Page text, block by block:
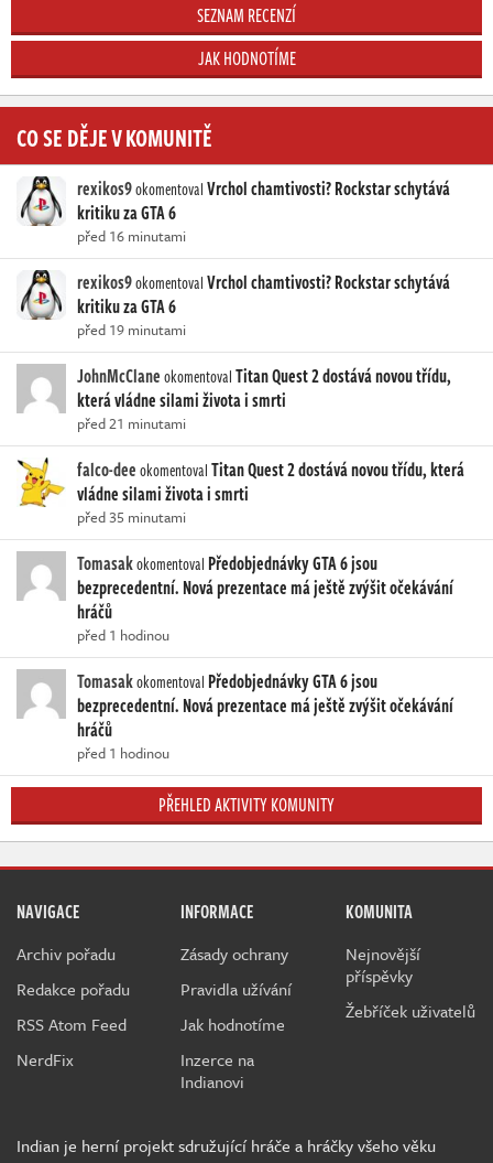
SEZNAM RECENZÍ
JAK HODNOTÍME
CO SE DĚJE V KOMUNITĚ
rexikos9okomentovalVrchol chamtivosti? Rockstar schytává
kritiku za GTA 6
před 16 minutami
rexikos9okomentovalVrchol chamtivosti? Rockstar schytává
kritiku za GTA 6
před 19 minutami
JohnMcClaneokomentovalTitan Quest 2 dostává novou třídu,
která vládne silami života i smrti
před 21 minutami
falco-deeokomentovalTitan Quest 2 dostává novou třídu, která
vládne silami života i smrti
před 35 minutami
Tomasakokomentoval Předobjednávky GTA 6 jsou
bezprecedentní. Nová prezentace má ještě zvýšit očekávání
hráčů
před 1 hodinou
Tomasakokomentoval Předobjednávky GTA 6 jsou
bezprecedentní. Nová prezentace má ještě zvýšit očekávání
hráčů
před 1 hodinou
PŘEHLED AKTIVITY KOMUNITY
NAVIGACE
Archiv pořadu
Redakce pořadu
RSS Atom Feed
NerdFix
INFORMACE
Zásady ochrany
Pravidla užívání
Jak hodnotíme
Inzerce na
Indianovi
KOMUNITA
Nejnovější
příspěvky
Žebříček uživatelů
Indian je herní projekt sdružující hráče a hráčky všeho věku